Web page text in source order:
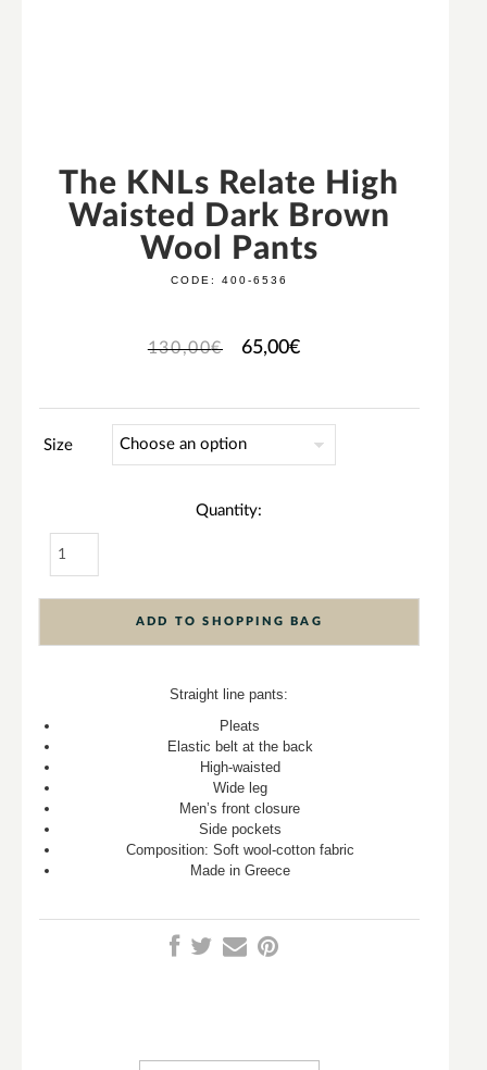
The KNLs Relate High
Waisted Dark Brown
Wool Pants
CODE: 400-6536
130,00€ 65,00€
Size
Quantity:
ADD TO SHOPPING BAG
Straight line pants:
Pleats
Elastic belt at the back
High-waisted
Wide leg
Men’s front closure
Side pockets
Composition: Soft wool-cotton fabric
Made in Greece